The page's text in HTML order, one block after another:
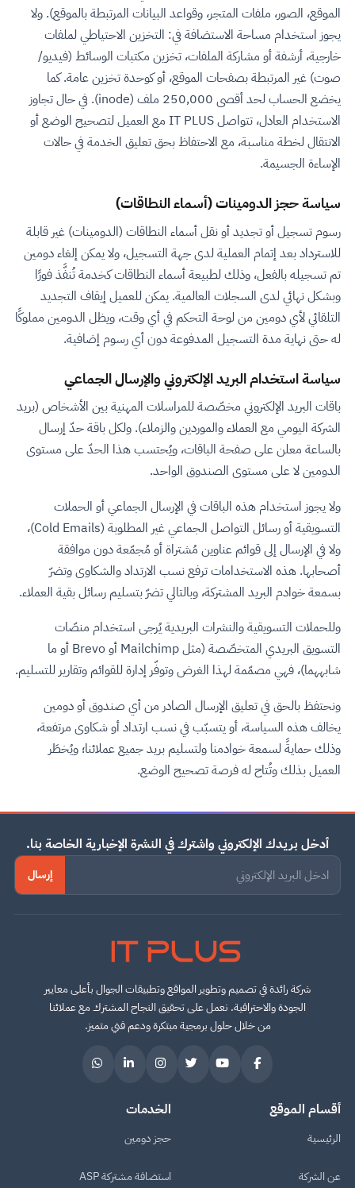
الموقع، الصور، ملفات المتجر، وقواعد البيانات المرتبطة بالموقع). ولا
يجوز استخدام مساحة الاستضافة في: التخزين الاحتياطي لملفات
خارجية، أرشفة أو مشاركة الملفات، تخزين مكتبات الوسائط (فيديو/
صوت) غير المرتبطة بصفحات الموقع، أو كوحدة تخزين عامة. كما
يخضع الحساب لحد أقصى 250,000 ملف (inode). في حال تجاوز
الاستخدام العادل، تتواصل IT PLUS مع العميل لتصحيح الوضع أو
الانتقال لخطة مناسبة، مع الاحتفاظ بحق تعليق الخدمة في حالات
الإساءة الجسيمة.
سياسة حجز الدومينات (أسماء النطاقات)
رسوم تسجيل أو تجديد أو نقل أسماء النطاقات (الدومينات) غير قابلة
للاسترداد بعد إتمام العملية لدى جهة التسجيل، ولا يمكن إلغاء دومين
تم تسجيله بالفعل، وذلك لطبيعة أسماء النطاقات كخدمة تُنفَّذ فورًا
وبشكل نهائي لدى السجلات العالمية. يمكن للعميل إيقاف التجديد
التلقائي لأي دومين من لوحة التحكم في أي وقت، ويظل الدومين مملوكًا
له حتى نهاية مدة التسجيل المدفوعة دون أي رسوم إضافية.
سياسة استخدام البريد الإلكتروني والإرسال الجماعي
باقات البريد الإلكتروني مخصّصة للمراسلات المهنية بين الأشخاص (بريد
الشركة اليومي مع العملاء والموردين والزملاء). ولكل باقة حدّ إرسال
بالساعة معلن على صفحة الباقات، ويُحتسب هذا الحدّ على مستوى
الدومين لا على مستوى الصندوق الواحد.
ولا يجوز استخدام هذه الباقات في الإرسال الجماعي أو الحملات
التسويقية أو رسائل التواصل الجماعي غير المطلوبة (Cold Emails)،
ولا في الإرسال إلى قوائم عناوين مُشتراة أو مُجمّعة دون موافقة
أصحابها. هذه الاستخدامات ترفع نسب الارتداد والشكاوى وتضرّ
بسمعة خوادم البريد المشتركة، وبالتالي تضرّ بتسليم رسائل بقية العملاء.
وللحملات التسويقية والنشرات البريدية يُرجى استخدام منصّات
التسويق البريدي المتخصّصة (مثل Mailchimp أو Brevo أو ما
شابههما)، فهي مصمّمة لهذا الغرض وتوفّر إدارة للقوائم وتقارير للتسليم.
ونحتفظ بالحق في تعليق الإرسال الصادر من أي صندوق أو دومين
يخالف هذه السياسة، أو يتسبّب في نسب ارتداد أو شكاوى مرتفعة،
وذلك حمايةً لسمعة خوادمنا ولتسليم بريد جميع عملائنا؛ ويُخطَر
العميل بذلك وتُتاح له فرصة تصحيح الوضع.
أدخل بريدك الإلكتروني واشترك في النشرة الإخبارية الخاصة بنا.
إرسال
IT PLUS
شركة رائدة في تصميم وتطوير المواقع وتطبيقات الجوال بأعلى معايير
الجودة والاحترافية. نعمل على تحقيق النجاح المشترك مع عملائنا
من خلال حلول برمجية مبتكرة ودعم فني متميز.
أقسام الموقع
الرئيسية
عن الشركة
الخدمات
حجز دومين
استضافة مشتركة ASP